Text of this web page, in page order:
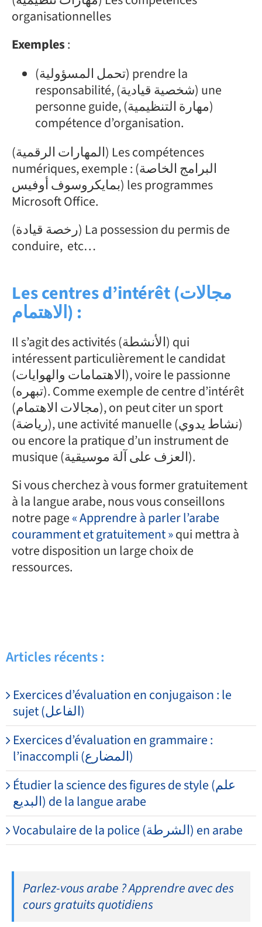
organisationnelles
Exemples:
(تحمل المسؤولية) prendre la
responsabilité, (شخصية قيادية) une
personne guide, (مهارة التنظيمية)
compétence d’organisation.
(المهارات الرقمية) Les compétences
numériques, exemple : (البرامج الخاصة
بمايكروسوف أوفيس) les programmes
Microsoft Office.
(رخصة قيادة) La possession du permis de
conduire, etc…
Les centres d’intérêt (مجالات
الاهتمام) :
Il s’agit des activités (الأنشطة) qui
intéressent particulièrement le candidat
(الاهتمامات والهوايات), voire le passionne
(تبهره). Comme exemple de centre d’intérêt
(مجالات الاهتمام), on peut citer un sport
(رياضة), une activité manuelle (نشاط يدوي)
ou encore la pratique d’un instrument de
musique (العزف على آلة موسيقية).
Si vous cherchez à vous former gratuitement
à la langue arabe, nous vous conseillons
notre page« Apprendre à parler l’arabe
couramment et gratuitement »qui mettra à
votre disposition un large choix de
ressources.
Articles récents :
Exercices d’évaluation en conjugaison : le
sujet (الفاعل)
Exercices d’évaluation en grammaire :
l’inaccompli (المضارع)
Étudier la science des figures de style (علم
البديع) de la langue arabe
Vocabulaire de la police (الشرطة) en arabe
Parlez-vous arabe ? Apprendre avec des
cours gratuits quotidiens